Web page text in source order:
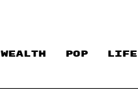
WEALTH POP LIFE